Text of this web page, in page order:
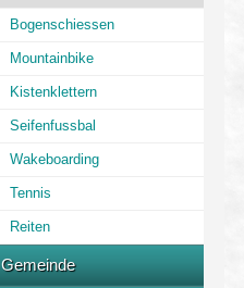
Bogenschiessen
Mountainbike
Kistenklettern
Seifenfussbal
Wakeboarding
Tennis
Reiten
Gemeinde